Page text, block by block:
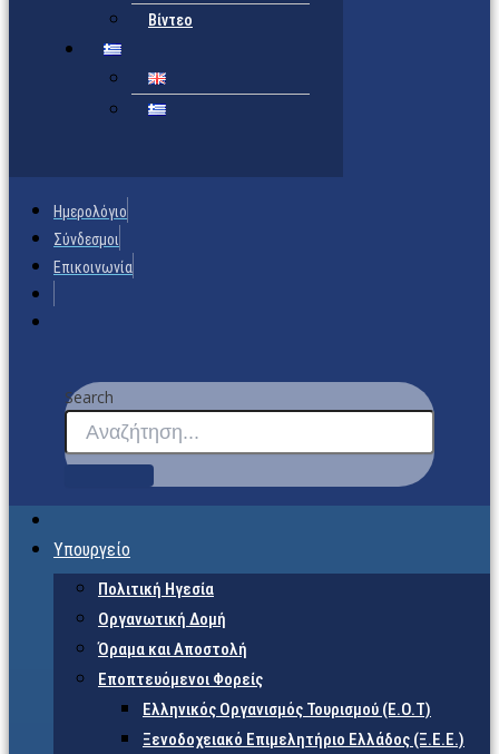
Βίντεο
Ημερολόγιο
Σύνδεσμοι
Επικοινωνία
Search
Υπουργείο
Πολιτική Ηγεσία
Οργανωτική Δομή
Όραμα και Αποστολή
Εποπτευόμενοι Φορείς
Eλληνικός Οργανισμός Τουρισμού (Ε.Ο.Τ)
Ξενοδοχειακό Επιμελητήριο Ελλάδος (Ξ.Ε.Ε.)